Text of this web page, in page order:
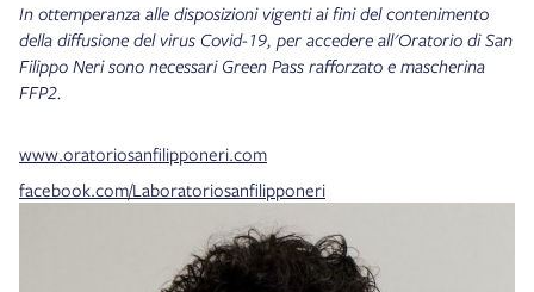
In ottemperanza alle disposizioni vigenti ai fini del contenimento
della diffusione del virus Covid-19, per accedere all'Oratorio di San
Filippo Neri sono necessari Green Pass rafforzato e mascherina
FFP2.
www.oratoriosanfilipponeri.com
facebook.com/Laboratoriosanfilipponeri